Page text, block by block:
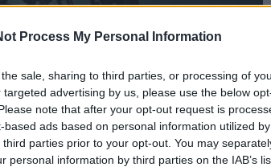
Process My Personal Information
sale, sharing to third parties, or processing of
advertising by us, please use the below
note that after your opt-out request is
ads based on personal information utilized
parties prior to your opt-out. You may
personal information by third parties on the IAB’s